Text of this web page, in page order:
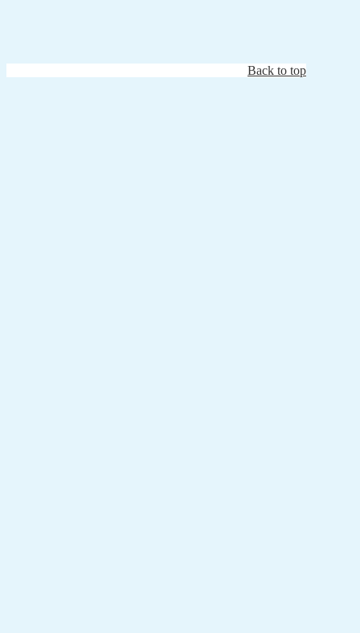
Back to top